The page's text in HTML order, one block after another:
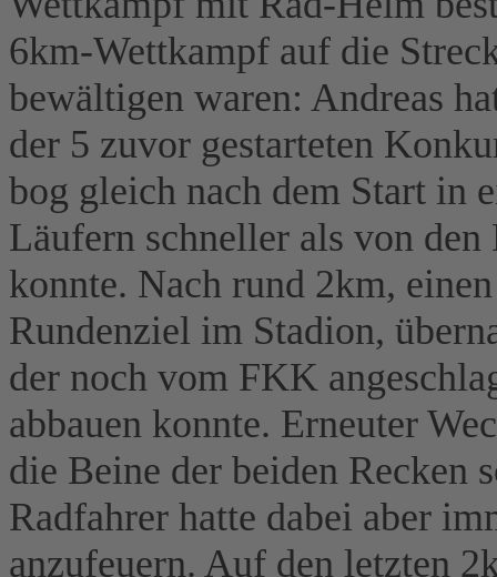
6km-Wettkampf auf die
bewältigen waren: Andreas
der 5 zuvor gestarteten
bog gleich nach dem Start in
Läufern schneller als von
konnte. Nach rund 2km,
Rundenziel im Stadion,
der noch vom FKK
abbauen konnte. Erneuter
die Beine der beiden Recken
Radfahrer hatte dabei aber
anzufeuern. Auf den letzten